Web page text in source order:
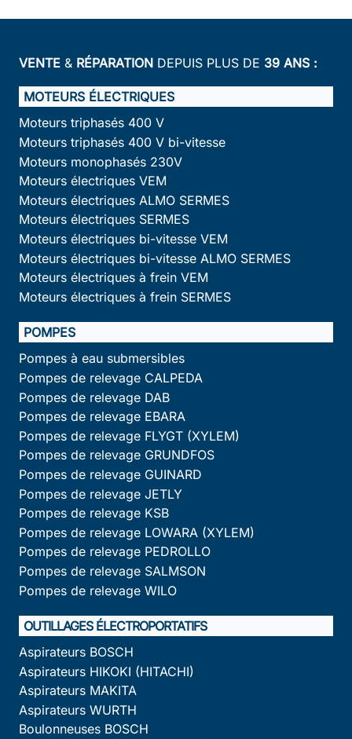
VENTE & RÉPARATION DEPUIS PLUS DE 39 ANS :
MOTEURS ÉLECTRIQUES
Moteurs triphasés 400 V
Moteurs triphasés 400 V bi-vitesse
Moteurs monophasés 230V
Moteurs électriques VEM
Moteurs électriques ALMO SERMES
Moteurs électriques SERMES
Moteurs électriques bi-vitesse VEM
Moteurs électriques bi-vitesse ALMO SERMES
Moteurs électriques à frein VEM
Moteurs électriques à frein SERMES
POMPES
Pompes à eau submersibles
Pompes de relevage CALPEDA
Pompes de relevage DAB
Pompes de relevage EBARA
Pompes de relevage FLYGT (XYLEM)
Pompes de relevage GRUNDFOS
Pompes de relevage GUINARD
Pompes de relevage JETLY
Pompes de relevage KSB
Pompes de relevage LOWARA (XYLEM)
Pompes de relevage PEDROLLO
Pompes de relevage SALMSON
Pompes de relevage WILO
OUTILLAGES ÉLECTROPORTATIFS
Aspirateurs BOSCH
Aspirateurs HIKOKI (HITACHI)
Aspirateurs MAKITA
Aspirateurs WURTH
Boulonneuses BOSCH